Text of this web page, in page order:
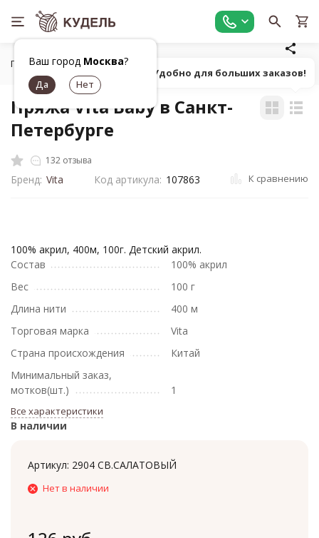
Ваш город Москва?
Главная Все для вязания
Пряжа Vita Baby в Санкт-
Петербурге
132 отзыва
Бренд: Vita Код артикула: 107863 К сравнению
100% акрил, 400м, 100г. Детский акрил.
Состав
100% акрил
Вес
100 г
Длина нити
400 м
Торговая марка
Vita
Страна происхождения
Китай
Минимальный заказ,
мотков(шт.)
1
Все характеристики
В наличии
Артикул: 2904 СВ.САЛАТОВЫЙ
Нет в наличии
Попробуй! Удобно для больших заказов!